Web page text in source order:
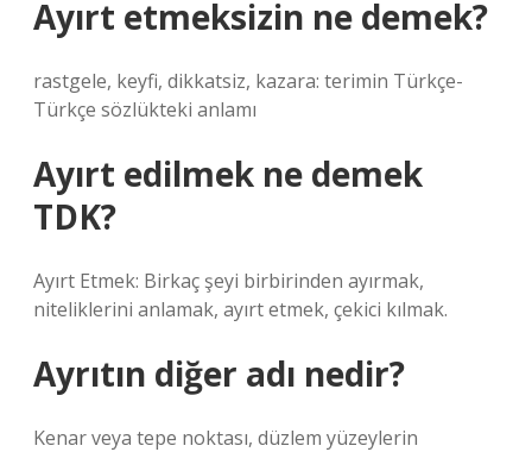
Ayırt etmeksizin ne demek?
rastgele, keyfi, dikkatsiz, kazara: terimin Türkçe-
Türkçe sözlükteki anlamı
Ayırt edilmek ne demek
TDK?
Ayırt Etmek: Birkaç şeyi birbirinden ayırmak,
niteliklerini anlamak, ayırt etmek, çekici kılmak.
Ayrıtın diğer adı nedir?
Kenar veya tepe noktası, düzlem yüzeylerin